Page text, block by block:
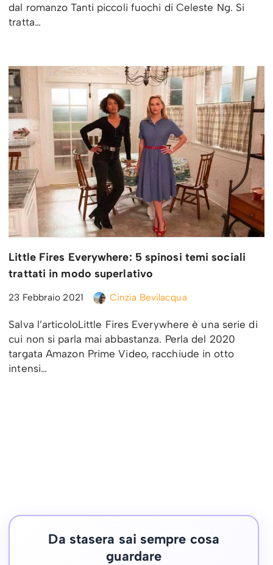
dal romanzo Tanti piccoli fuochi di Celeste Ng. Si
tratta…
Little Fires Everywhere: 5 spinosi temi sociali
trattati in modo superlativo
23 Febbraio 2021 Cinzia Bevilacqua
Salva l’articoloLittle Fires Everywhere è una serie di
cui non si parla mai abbastanza. Perla del 2020
targata Amazon Prime Video, racchiude in otto
intensi…
Da stasera sai sempre cosa
guardare